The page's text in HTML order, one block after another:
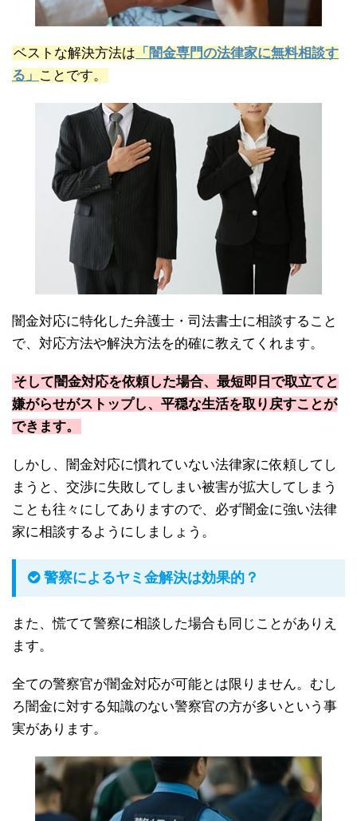
ベストな解決方法は 「闇金専門の法律家に無料相談す
る」 ことです。
闇金対応に特化した弁護士・司法書士に相談すること
で、対応方法や解決方法を的確に教えてくれます。
そして闇金対応を依頼した場合、最短即日で取立てと
嫌がらせがストップし、平穏な生活を取り戻すことが
できます。
しかし、闇金対応に慣れていない法律家に依頼してし
まうと、交渉に失敗してしまい被害が拡大してしまう
ことも往々にしてありますので、必ず闇金に強い法律
家に相談するようにしましょう。
警察によるヤミ金解決は効果的？
また、慌てて警察に相談した場合も同じことがありえ
ます。
全ての警察官が闇金対応が可能とは限りません。むし
ろ闇金に対する知識のない警察官の方が多いという事
実があります。